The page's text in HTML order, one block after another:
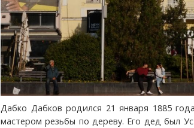
Дабко Дабков родился 21 января 1885
мастером резьбы по дереву. Его дед был